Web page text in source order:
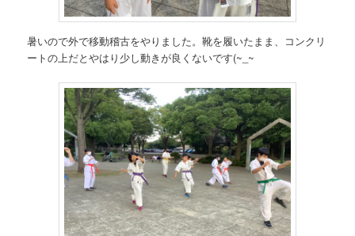
暑いので外で移動稽古をやりました。靴を履いたまま、コンクリ
ートの上だとやはり少し動きが良くないです(~_~